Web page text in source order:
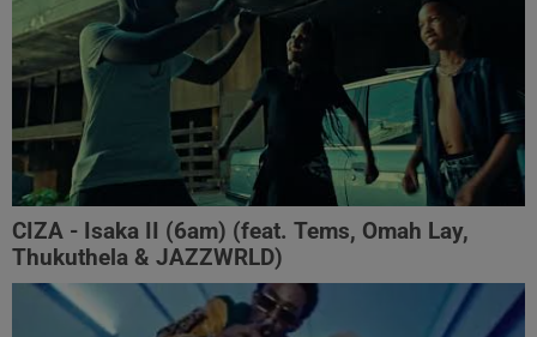
CIZA - Isaka II (6am) (feat. Tems, Omah Lay,
Thukuthela & JAZZWRLD)